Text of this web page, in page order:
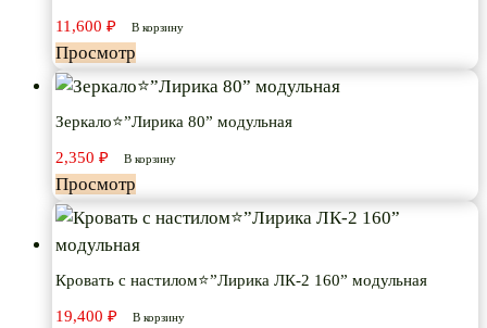
11,600 ₽ В корзину
Просмотр
Зеркало⭐”Лирика 80” модульная
2,350 ₽ В корзину
Просмотр
Кровать с настилом⭐”Лирика ЛК-2 160” модульная
19,400 ₽ В корзину